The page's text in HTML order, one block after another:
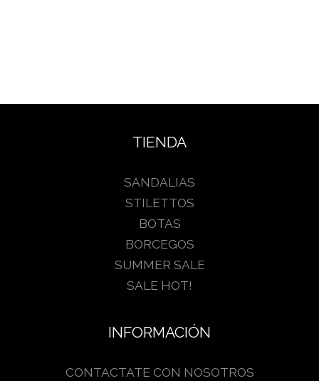
TIENDA
SANDALIAS
STILETTOS
BOTAS
BORCEGOS
SUMMER SALE
SALE HOT!
INFORMACIÓN
CONTACTATE CON NOSOTROS